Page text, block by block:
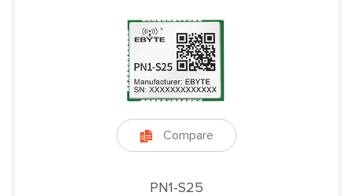
 Compare
PN1-S25